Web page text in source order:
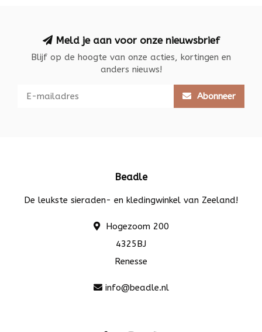
Meld je aan voor onze nieuwsbrief
Blijf op de hoogte van onze acties, kortingen en
anders nieuws!
Abonneer
Beadle
De leukste sieraden- en kledingwinkel van Zeeland!
Hogezoom 200
4325BJ
Renesse
info@beadle.nl